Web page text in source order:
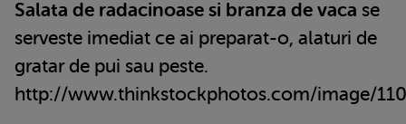
Salata de radacinoase si branza de vaca se
serveste imediat ce ai preparat-o, alaturi de
gratar de pui sau peste.
http://www.thinkstockphotos.com/image/